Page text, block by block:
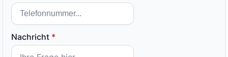
Nachricht *